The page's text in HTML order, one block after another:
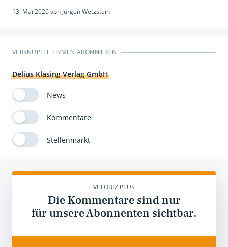
13. Mai 2026von Jürgen Wetzstein
VERKNÜPFTE FIRMEN ABONNIEREN
Delius Klasing Verlag GmbH
News
Kommentare
Stellenmarkt
VELOBIZ PLUS
Die Kommentare sind nur
für unsere Abonnenten sichtbar.